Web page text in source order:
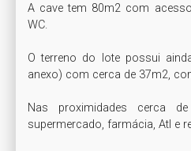
A cave tem 80m2 com
WC.
O terreno do lote possui
anexo) com cerca de 37m2,
Nas proximidades cerca
supermercado, farmácia, Atl e